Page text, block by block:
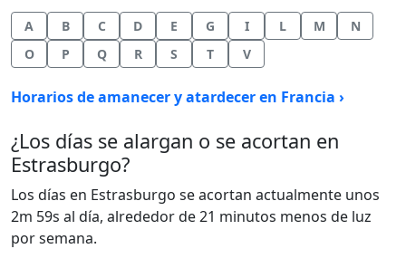
A B C D E G I L M
N
O
P Q R S T V
Horarios de amanecer y atardecer en Francia ›
¿Los días se alargan o se acortan en
Estrasburgo?
Los días en Estrasburgo se acortan actualmente unos
2m 59s al día, alrededor de 21 minutos menos de luz
por semana.